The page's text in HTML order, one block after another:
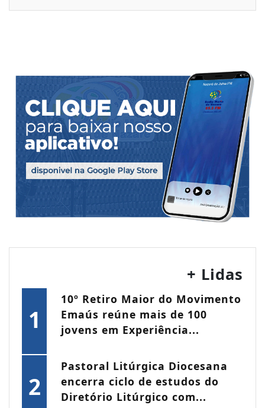
+ Lidas
1
10º Retiro Maior do Movimento
Emaús reúne mais de 100
jovens em Experiência...
2
Pastoral Litúrgica Diocesana
encerra ciclo de estudos do
Diretório Litúrgico com...